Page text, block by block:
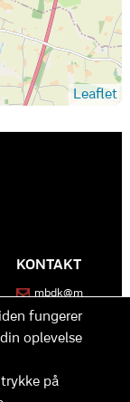
Leaflet
KONTAKT
mbdk@m
fungerer
oplevelse
på